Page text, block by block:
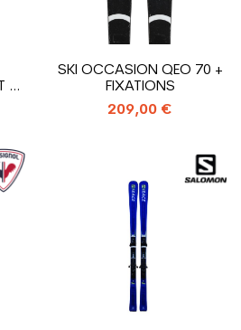
+
SKI OCCASION QEO 70 +
FIXATIONS
209,00 €